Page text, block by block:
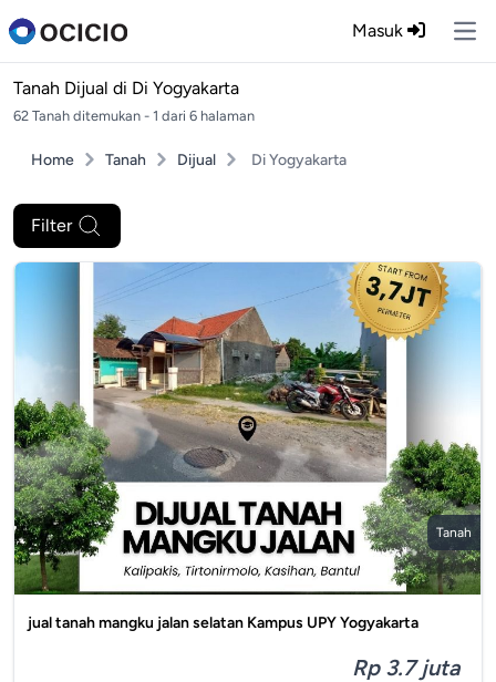
Masuk
Tanah Dijual di Di Yogyakarta
62 Tanah ditemukan - 1 dari 6 halaman
Home Tanah Dijual Di Yogyakarta
Filter
Tanah
jual tanah mangku jalan selatan Kampus UPY Yogyakarta
Rp 3.7 juta